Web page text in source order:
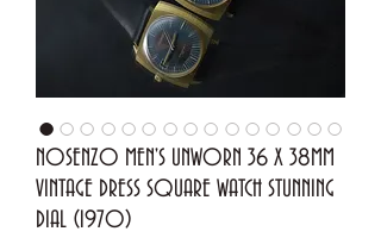
NOSENZO MEN'S UNWORN 36 X 38MM
VINTAGE DRESS SQUARE WATCH STUNNING
DIAL (1970)